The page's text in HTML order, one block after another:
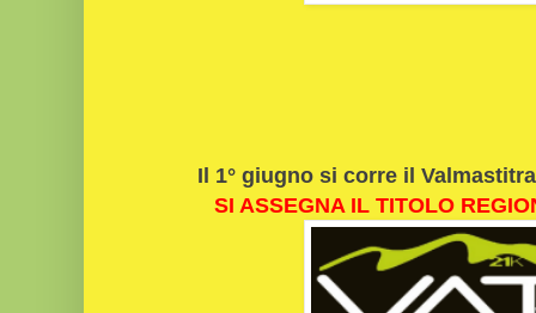
Il 1° giugno si corre il
SI ASSEGNA IL TITOLO